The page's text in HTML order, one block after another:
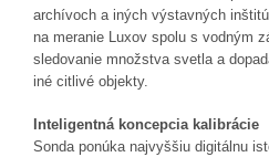
archívoch a iných výstavných
na meranie Luxov spolu s vodným
sledovanie množstva svetla a
iné citlivé objekty.
Inteligentná koncepciakalibrácie
Sonda ponúka najvyššiu digitálnu